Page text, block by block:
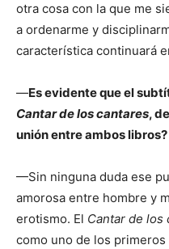
otra cosa con la que me
a ordenarme y
característica continuará
—Es evidente que el
Cantar de los cantares,
unión entre ambos libros?
—Sin ninguna duda ese
amorosa entre hombre y
erotismo. El Cantar de los
como uno de los